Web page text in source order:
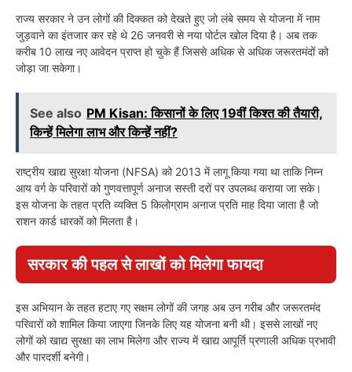
राज्य सरकार ने उन लोगों की दिक्कत को देखते हुए जो लंबे समय से योजना में नाम
जुड़वाने का इंतजार कर रहे थे 26 जनवरी से नया पोर्टल खोल दिया है। अब तक
करीब 10 लाख नए आवेदन प्राप्त हो चुके हैं जिससे अधिक से अधिक जरूरतमंदों को
जोड़ा जा सकेगा।
See also PM Kisan: किसानों के लिए 19वीं किश्त की तैयारी,
किन्हें मिलेगा लाभ और किन्हें नहीं?
राष्ट्रीय खाद्य सुरक्षा योजना (NFSA) को 2013 में लागू किया गया था ताकि निम्न
आय वर्ग के परिवारों को गुणवत्तापूर्ण अनाज सस्ती दरों पर उपलब्ध कराया जा सके।
इस योजना के तहत प्रति व्यक्ति 5 किलोग्राम अनाज प्रति माह दिया जाता है जो
राशन कार्ड धारकों को मिलता है।
सरकार की पहल से लाखों को मिलेगा फायदा
इस अभियान के तहत हटाए गए सक्षम लोगों की जगह अब उन गरीब और जरूरतमंद
परिवारों को शामिल किया जाएगा जिनके लिए यह योजना बनी थी। इससे लाखों नए
लोगों को खाद्य सुरक्षा का लाभ मिलेगा और राज्य में खाद्य आपूर्ति प्रणाली अधिक प्रभावी
और पारदर्शी बनेगी।